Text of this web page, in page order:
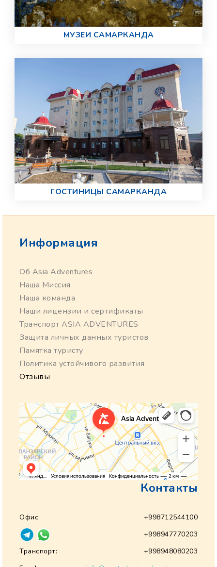
МУЗЕИ САМАРКАНДА
ГОСТИНИЦЫ САМАРКАНДА
Информация
Об Asia Adventures
Наша Миссия
Наша команда
Наши лицензии и сертификаты
Транспорт ASIA ADVENTURES
Защита личных данных туристов
Памятка туристу
Политика устойчивого развития
Отзывы
Контакты
Офис:
+998712544100
+998947770203
Транспорт:
+998948080203